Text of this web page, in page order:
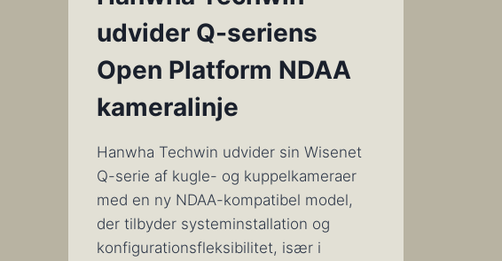
udvider Q-seriens
Open Platform NDAA
kameralinje
Hanwha Techwin udvider sin Wisenet
Q-serie af kugle- og kuppelkameraer
med en ny NDAA-kompatibel model,
der tilbyder systeminstallation og
konfigurationsfleksibilitet, især i